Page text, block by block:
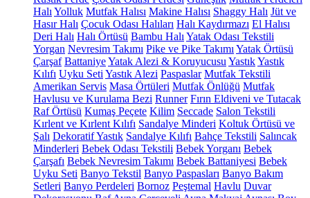
Halı Yolluk Mutfak Halısı Makine Halısı Shaggy Halı Jüt ve
Hasır Halı Çocuk Odası Halıları Halı Kaydırmazı El Halısı
Deri Halı Halı Örtüsü Bambu Halı Yatak Odası Tekstili
Yorgan Nevresim Takımı Pike ve Pike Takımı Yatak Örtüsü
Çarşaf BattaniyeYatak Alezi & Koruyucusu YastıkYastık
Kılıfı Uyku Seti Yastık Alezi Paspaslar Mutfak Tekstili
Amerikan Servis Masa Örtüleri Mutfak Önlüğü Mutfak
Havlusu ve Kurulama Bezi Runner Fırın Eldiveni ve Tutacak
Raf Örtüsü Kumaş Peçete Kilim Seccade Salon Tekstili
Kırlent ve Kırlent Kılıfı Sandalye Minderi Koltuk Örtüsü ve
Şalı Dekoratif Yastık Sandalye Kılıfı Bahçe Tekstili Salıncak
Minderleri Bebek Odası Tekstili Bebek Yorganı Bebek
Çarşafı Bebek Nevresim Takımı Bebek Battaniyesi Bebek
Uyku Seti Banyo Tekstil Banyo Paspasları Banyo Bakım
Setleri Banyo Perdeleri Bornoz Peştemal Havlu Duvar